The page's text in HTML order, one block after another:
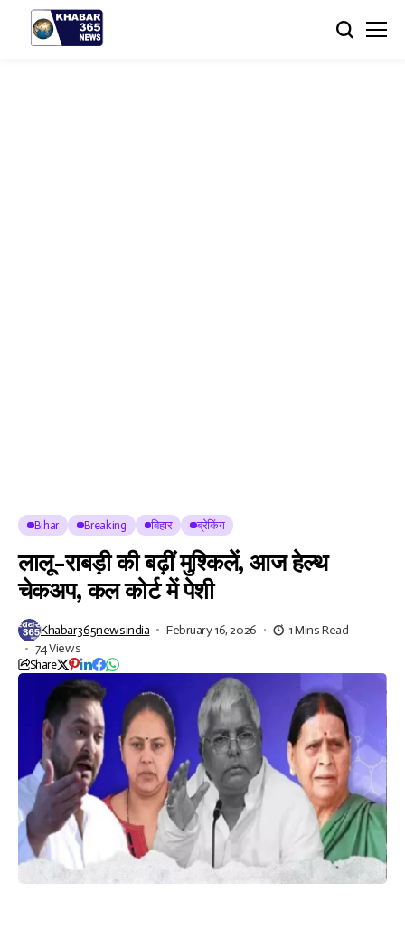
Bihar Breaking बिहार ब्रेकिंग
लालू-राबड़ी की बढ़ीं मुश्किलें, आज हेल्थ
चेकअप, कल कोर्ट में पेशी
Khabar365newsindia February 16, 2026
1 Mins Read
74 Views
Share